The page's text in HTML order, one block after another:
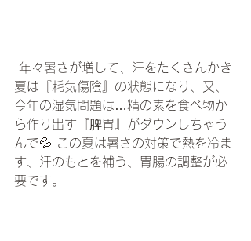
夏は『耗気傷陰』の状態になり、又、
今年の湿気問題は…精の素を食べ物か
ら作り出す『脾胃』がダウンしちゃう
んで💦 この夏は暑さの対策で熱を冷ま
す、汗のもとを補う、胃腸の調整が必
要です。